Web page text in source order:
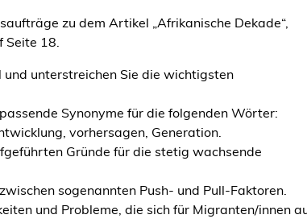
zu dem Artikel „Afrikanische Dekade“,
Seite 18.
und unterstreichen Sie die wichtigsten
Synonyme für die folgenden Wörter:
vorhersagen, Generation.
Gründe für die stetig wachsende
sogenannten Push- und Pull-Faktoren.
und Probleme, die sich für Migranten/innen